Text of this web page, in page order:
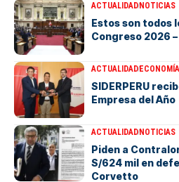
ACTUALIDADNOTICIAS
Estos son todos
Congreso 2026 –
ACTUALIDADECONOMÍA
SIDERPERU
Empresa del Año
ACTUALIDADNOTICIAS
Piden a
S/624 mil en
Corvetto